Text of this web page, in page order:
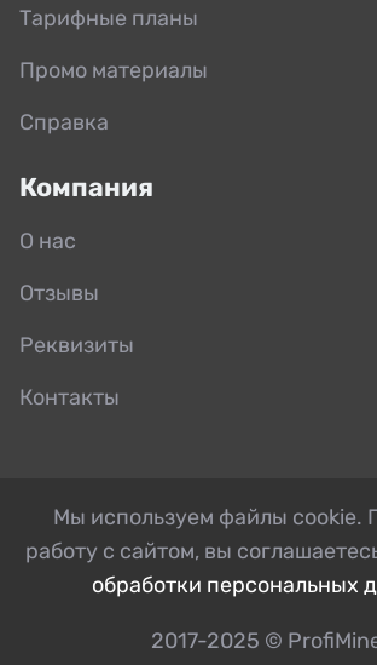
Тарифные планы
Промо материалы
Справка
Компания
О нас
Отзывы
Реквизиты
Контакты
Мы используем файлы cookie.
работу с сайтом, вы
обработки персональных
2017-2025 ©